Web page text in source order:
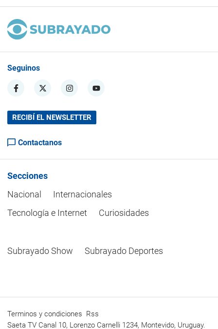
Seguinos
RECIBÍ EL NEWSLETTER
Contactanos
Secciones
Nacional
Internacionales
Tecnología e Internet
Curiosidades
Subrayado Show Subrayado Deportes
Terminos y condiciones Rss
Saeta TV Canal 10, Lorenzo Carnelli 1234, Montevido, Uruguay.